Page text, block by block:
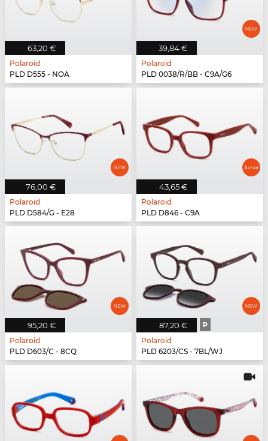
63,20 €
Polaroid
PLD D555 - NOA
39,84 €
Polaroid
PLD 0038/R/BB - C9A/G6
76,00 €
Polaroid
PLD D584/G - E28
43,65 €
Polaroid
PLD D846 - C9A
95,20 €
Polaroid
PLD D603/C - 8CQ
87,20 € P
Polaroid
PLD 6203/CS - 7BL/WJ